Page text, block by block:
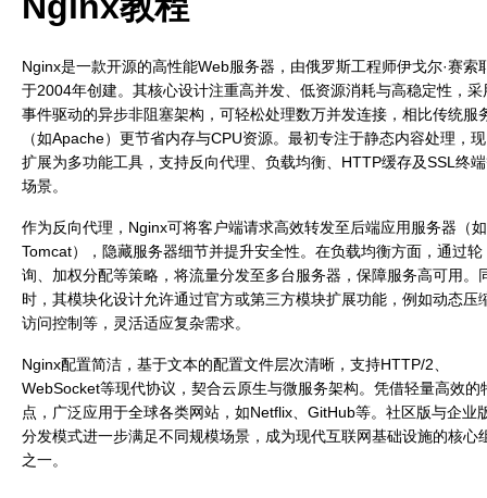
Nginx是一款开源的高性能Web服务器，由俄罗斯工程师伊戈尔·赛索
于2004年创建。其核心设计注重高并发、低资源消耗与高稳定性，采
事件驱动的异步非阻塞架构，可轻松处理数万并发连接，相比传统服
（如Apache）更节省内存与CPU资源。最初专注于静态内容处理，
扩展为多功能工具，支持反向代理、负载均衡、HTTP缓存及SSL终
场景。
作为反向代理，Nginx可将客户端请求高效转发至后端应用服务器（如
Tomcat），隐藏服务器细节并提升安全性。在负载均衡方面，通过轮
询、加权分配等策略，将流量分发至多台服务器，保障服务高可用。
时，其模块化设计允许通过官方或第三方模块扩展功能，例如动态压
访问控制等，灵活适应复杂需求。
Nginx配置简洁，基于文本的配置文件层次清晰，支持HTTP/2、
WebSocket等现代协议，契合云原生与微服务架构。凭借轻量高效的
点，广泛应用于全球各类网站，如Netflix、GitHub等。社区版与企业
分发模式进一步满足不同规模场景，成为现代互联网基础设施的核心
之一。